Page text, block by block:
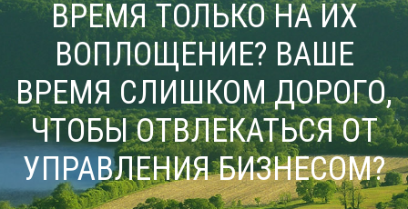
ВРЕМЯ ТОЛЬКО НА ИХ
ВОПЛОЩЕНИЕ? ВАШЕ
ВРЕМЯ СЛИШКОМ ДОРОГО,
ЧТОБЫ ОТВЛЕКАТЬСЯ ОТ
УПРАВЛЕНИЯ БИЗНЕСОМ?